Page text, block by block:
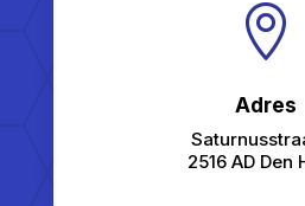

Adres
2516 AD Den